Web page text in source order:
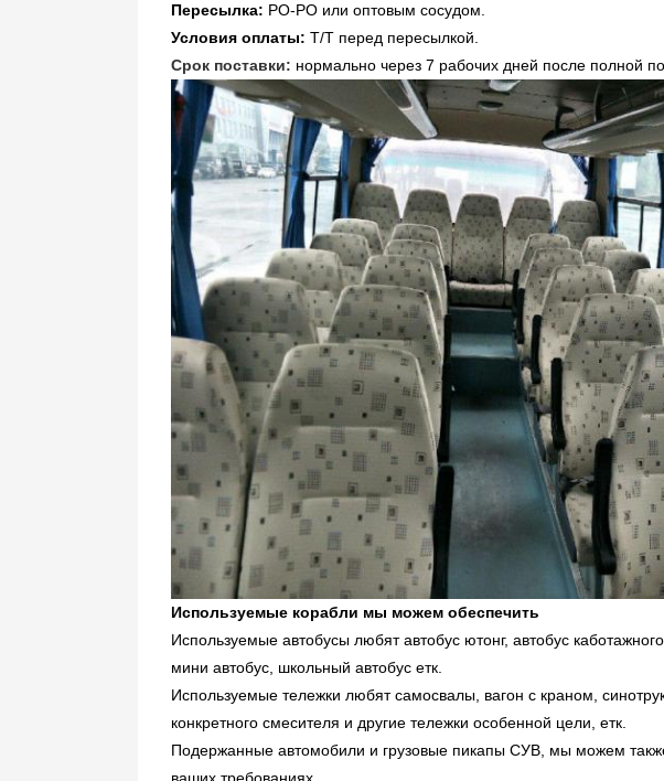
Пересылка: РО-РО или оптовым сосудом.
Условия оплаты: Т/Т перед пересылкой.
Срок поставки: нормально через 7 рабочих дней после полной
Используемые корабли мы можем обеспечить
Используемые автобусы любят автобус ютонг, автобус
мини автобус, школьный автобус етк.
Используемые тележки любят самосвалы, вагон с краном,
конкретного смесителя и другие тележки особенной цели, етк.
Подержанные автомобили и грузовые пикапы СУВ, мы можем